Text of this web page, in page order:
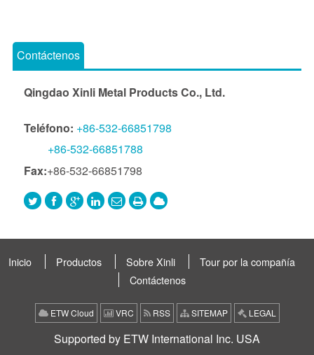
Contáctenos
Qingdao Xinli Metal Products Co., Ltd.
Teléfono: +86-532-66851798
+86-532-66851788
Fax:+86-532-66851798
Inicio Productos Sobre Xinli
Tour por la compañía
Contáctenos
ETW Cloud VRC RSS SITEMAP LEGAL
Supported by ETW International Inc. USA